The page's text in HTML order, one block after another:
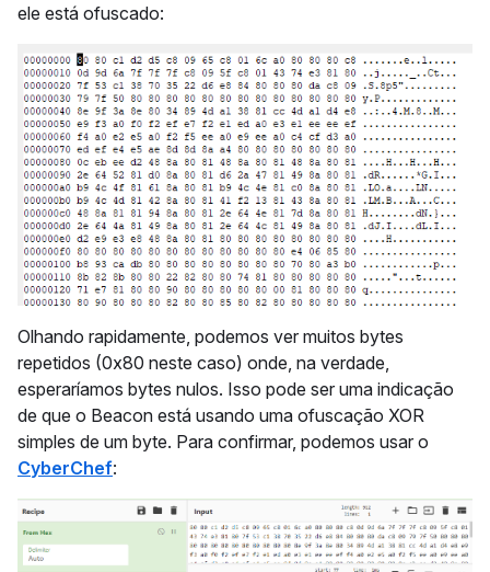
ele está ofuscado:
Olhando rapidamente, podemos ver muitos bytes
repetidos (0x80 neste caso) onde, na verdade,
esperaríamos bytes nulos. Isso pode ser uma indicação
de que o Beacon está usando uma ofuscação XOR
simples de um byte. Para confirmar, podemos usar o
CyberChef: